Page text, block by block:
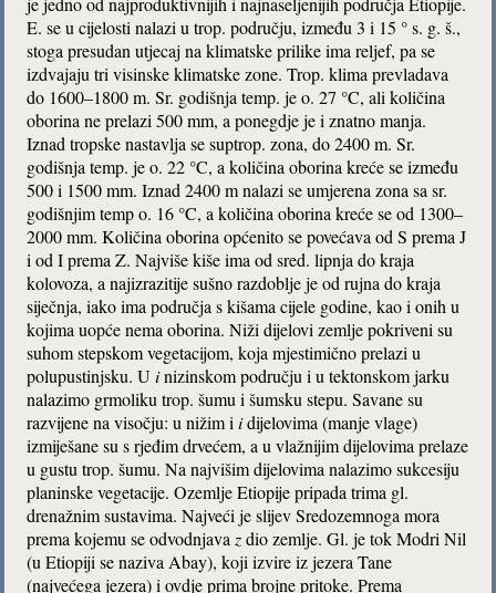
E. se u cijelosti nalazi u trop. području, između 3 i 15 ° s. g. š.,
stoga presudan utjecaj na klimatske prilike ima reljef, pa se
izdvajaju tri visinske klimatske zone. Trop. klima prevladava
do 1600–1800 m. Sr. godišnja temp. je o. 27 °C, ali količina
oborina ne prelazi 500 mm, a ponegdje je i znatno manja.
Iznad tropske nastavlja se suptrop. zona, do 2400 m. Sr.
godišnja temp. je o. 22 °C, a količina oborina kreće se između
500 i 1500 mm. Iznad 2400 m nalazi se umjerena zona sa sr.
godišnjim temp o. 16 °C, a količina oborina kreće se od 1300–
2000 mm. Količina oborina općenito se povećava od S prema J
i od I prema Z. Najviše kiše ima od sred. lipnja do kraja
kolovoza, a najizrazitije sušno razdoblje je od rujna do kraja
siječnja, iako ima područja s kišama cijele godine, kao i onih u
kojima uopće nema oborina. Niži dijelovi zemlje pokriveni su
suhom stepskom vegetacijom, koja mjestimično prelazi u
polupustinjsku. Uinizinskom području i u tektonskom jarku
nalazimo grmoliku trop. šumu i šumsku stepu. Savane su
razvijene na visočju: u nižim iidijelovima (manje vlage)
izmiješane su s rjeđim drvećem, a u vlažnijim dijelovima prelaze
u gustu trop. šumu. Na najvišim dijelovima nalazimo sukcesiju
planinske vegetacije. Ozemlje Etiopije pripada trima gl.
drenažnim sustavima. Najveći je slijev Sredozemnoga mora
prema kojemu se odvodnjava zdio zemlje. Gl. je tok Modri Nil
(u Etiopiji se naziva Abay), koji izvire iz jezera Tane
(najvećega jezera) i ovdje prima brojne pritoke. Prema